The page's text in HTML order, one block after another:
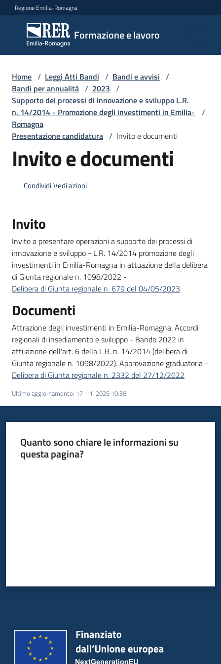
Vai al contenuto
Vai alla navigazione
Vai al footer
Regione Emilia-Romagna
Formazione e lavoro
Formazione
e lavoro
Argomenti
Novità
Servizi
Atti
Bandi
Piani
Programmi
Progetti
Fondo
sociale
europeo
Plus
Home / Leggi Atti Bandi / Bandi e avvisi /
Bandi per annualità / 2023 /
Supporto dei processi di innovazione e sviluppo L.R.
n. 14/2014 - Promozione degli investimenti in Emilia-
Romagna
/
Presentazione candidatura / Invito e documenti
Invito e documenti
CondividiVedi azioni
Invito
Invito a presentare operazioni a supporto dei processi di
innovazione e sviluppo - L.R. 14/2014 promozione degli
investimenti in Emilia-Romagna in attuazione della delibera
di Giunta regionale n. 1098/2022 -
Delibera di Giunta regionale n. 679 del 04/05/2023
Documenti
Attrazione degli investimenti in Emilia-Romagna. Accordi
regionali di insediamento e sviluppo - Bando 2022 in
attuazione dell'art. 6 della L.R. n. 14/2014 (delibera di
Giunta regionale n. 1098/2022). Approvazione graduatoria -
Delibera di Giunta regionale n. 2332 del 27/12/2022
Ultimo aggiornamento: 17-11-2025 10:38
Quanto sono chiare le informazioni su
questa pagina?